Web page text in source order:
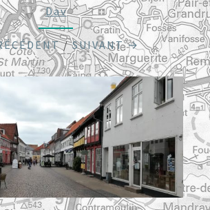
Dav
/SUIVANT →